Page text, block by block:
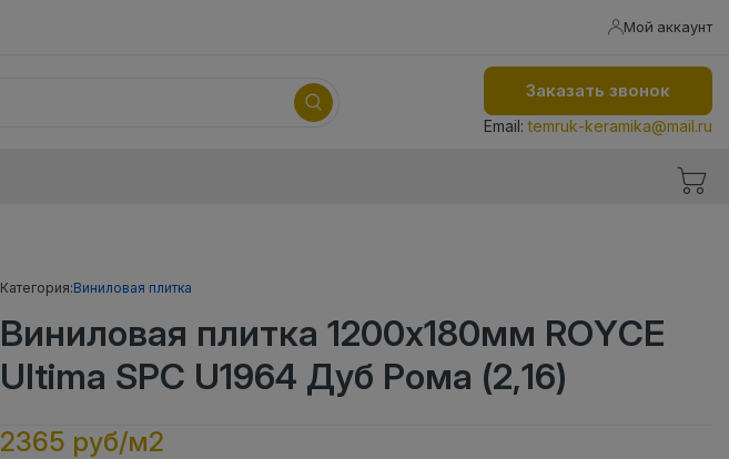
Мой аккаунт
Заказать звонок
Email:temruk-keramika@mail.ru
Категория:Виниловая плитка
Виниловая плитка 1200x180мм ROYCE
Ultima SPC U1964 Дуб Рома (2,16)
2365 руб/м2